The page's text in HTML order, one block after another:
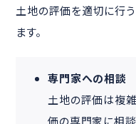
土地の評価を適切に行
ます。
専門家への相談
土地の評価は複
価の専門家に相談